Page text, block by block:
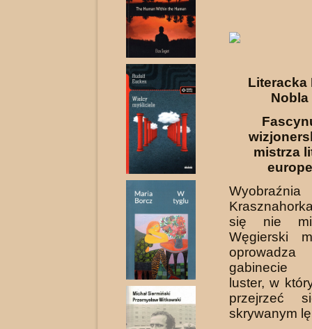
Literacka
Nobla
mistrza
się nie
Węgierski
gabinecie
luster, w
przejrzeć
skrywanym